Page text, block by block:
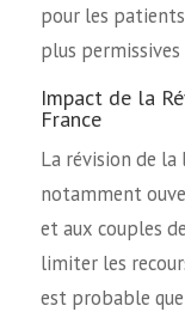
pour les
plus
Impact de la
France
La révision de la
notamment
et aux couples
limiter les
est probable